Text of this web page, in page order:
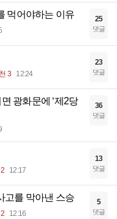
먹어야하는 이유 25
댓글
3 12:24
23
댓글
광화문에 ‘제2당
36
댓글
12:17
13
댓글
고를 막아낸 스승
12:16
5
댓글